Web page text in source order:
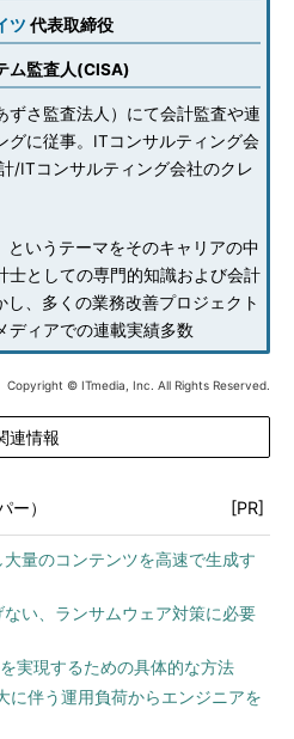
ツ 代表取締役
ム監査人(CISA)
ずさ監査法人）にて会計監査や連
グに従事。ITコンサルティング会
/ITコンサルティング会社のクレ
というテーマをそのキャリアの中
士としての専門的知識および会計
し、多くの業務改善プロジェクト
ディアでの連載実績多数
Copyright © ITmedia, Inc. All Rights Reserved.
連情報
ー） [PR]
量のコンテンツを高速で生成す
い、ランサムウェア対策に必要
実現するための具体的な方法
に伴う運用負荷からエンジニアを